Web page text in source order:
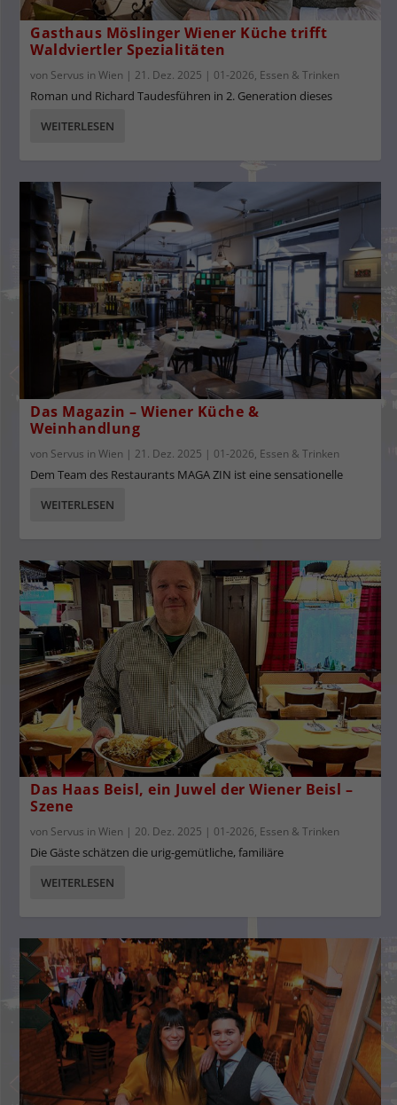
Gasthaus Möslinger Wiener Küche trifft
Waldviertler Spezialitäten
von Servus in Wien | 21. Dez. 2025 | 01-2026, Essen & Trinken
Roman und Richard Taudesführen in 2. Generation dieses
WEITERLESEN
Das Magazin – Wiener Küche &
Weinhandlung
von Servus in Wien | 21. Dez. 2025 | 01-2026, Essen & Trinken
Dem Team des Restaurants MAGA ZIN ist eine sensationelle
WEITERLESEN
Das Haas Beisl, ein Juwel der Wiener Beisl –
Szene
von Servus in Wien | 20. Dez. 2025 | 01-2026, Essen & Trinken
Die Gäste schätzen die urig-gemütliche, familiäre
WEITERLESEN